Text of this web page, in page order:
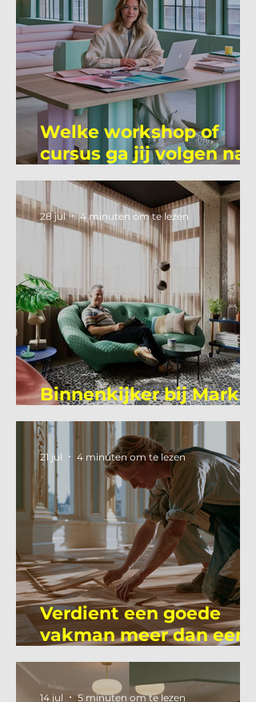
Welke workshop of
cursus ga jij volgen na
je vakantie?
Binnenkijker bij Mark
Mutsaers
28 jul 4 minuten om te lezen
Verdient een goede
vakman meer dan een
gemiddelde
academicus?
21 jul 4 minuten om te lezen
14 jul 5 minuten om te lezen